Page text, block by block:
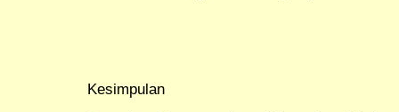
Kesimpulan